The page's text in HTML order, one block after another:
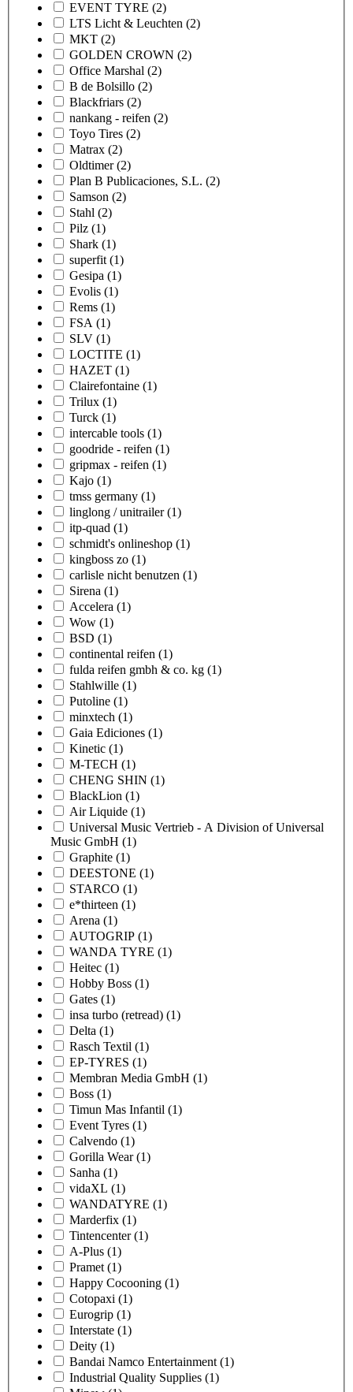
EVENT TYRE (2)
LTS Licht & Leuchten (2)
MKT (2)
GOLDEN CROWN (2)
Office Marshal (2)
B de Bolsillo (2)
Blackfriars (2)
nankang - reifen (2)
Toyo Tires (2)
Matrax (2)
Oldtimer (2)
Plan B Publicaciones, S.L. (2)
Samson (2)
Stahl (2)
Pilz (1)
Shark (1)
superfit (1)
Gesipa (1)
Evolis (1)
Rems (1)
FSA (1)
SLV (1)
LOCTITE (1)
HAZET (1)
Clairefontaine (1)
Trilux (1)
Turck (1)
intercable tools (1)
goodride - reifen (1)
gripmax - reifen (1)
Kajo (1)
tmss germany (1)
linglong / unitrailer (1)
itp-quad (1)
schmidt's onlineshop (1)
kingboss zo (1)
carlisle nicht benutzen (1)
Sirena (1)
Accelera (1)
Wow (1)
BSD (1)
continental reifen (1)
fulda reifen gmbh & co. kg (1)
Stahlwille (1)
Putoline (1)
minxtech (1)
Gaia Ediciones (1)
Kinetic (1)
M-TECH (1)
CHENG SHIN (1)
BlackLion (1)
Air Liquide (1)
Universal Music Vertrieb - A Division of Universal
Music GmbH (1)
Graphite (1)
DEESTONE (1)
STARCO (1)
e*thirteen (1)
Arena (1)
AUTOGRIP (1)
WANDA TYRE (1)
Heitec (1)
Hobby Boss (1)
Gates (1)
insa turbo (retread) (1)
Delta (1)
Rasch Textil (1)
EP-TYRES (1)
Membran Media GmbH (1)
Boss (1)
Timun Mas Infantil (1)
Event Tyres (1)
Calvendo (1)
Gorilla Wear (1)
Sanha (1)
vidaXL (1)
WANDATYRE (1)
Marderfix (1)
Tintencenter (1)
A-Plus (1)
Pramet (1)
Happy Cocooning (1)
Cotopaxi (1)
Eurogrip (1)
Interstate (1)
Deity (1)
Bandai Namco Entertainment (1)
Industrial Quality Supplies (1)